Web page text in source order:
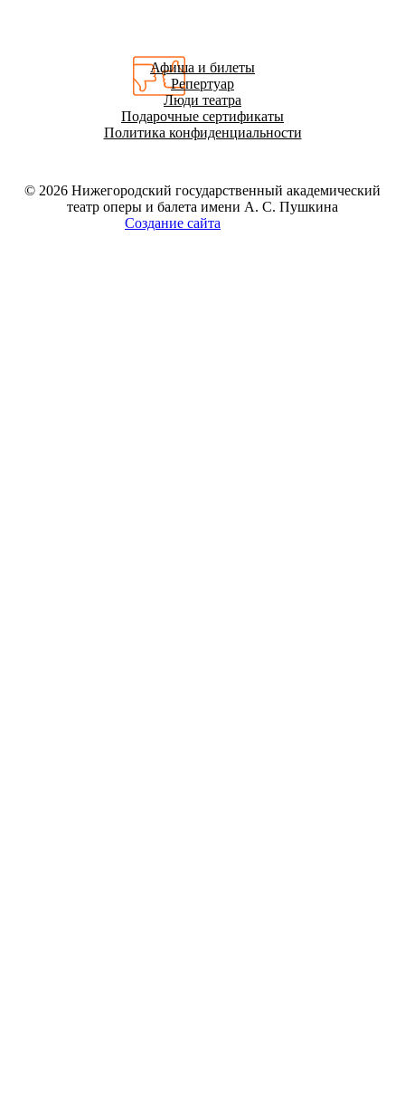
Афиша и билеты
Репертуар
Люди театра
Подарочные сертификаты
Политика конфиденциальности
© 2026 Нижегородский государственный академический
театр оперы и балета имени А. С. Пушкина
Создание сайта